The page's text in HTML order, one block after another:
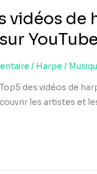
vidéos de
YouTube
/ Harpe /
des vidéos de
les artistes et